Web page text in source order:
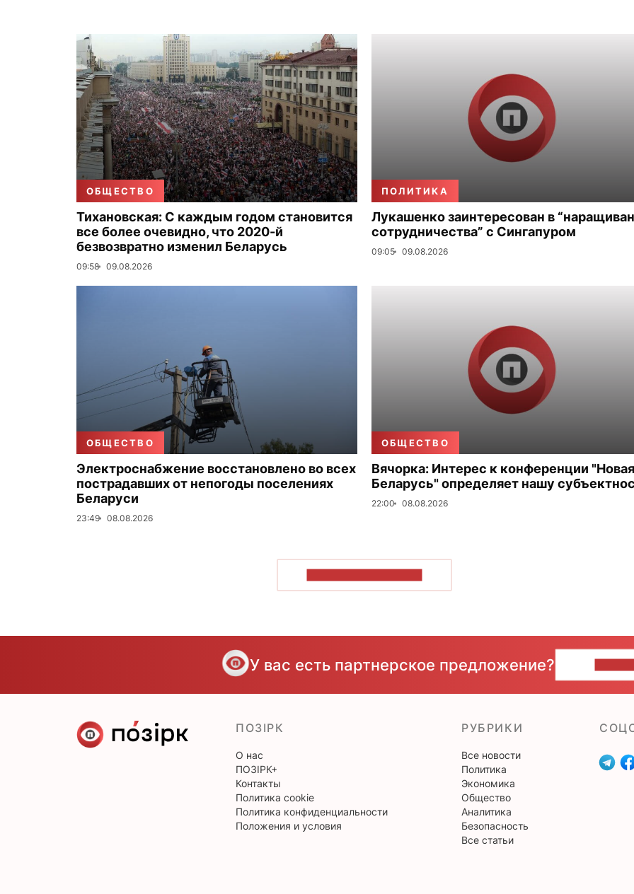
ОБЩЕСТВО
Тихановская: С каждым годом становится
все более очевидно, что 2020-й
безвозвратно изменил Беларусь
09:58 09.08.2026
ПОЛИТИКА
Лукашенко заинтересован в
сотрудничества” с Сингапуром
09:05 09.08.2026
ОБЩЕСТВО
Электроснабжение восстановлено во всех
пострадавших от непогоды поселениях
Беларуси
23:49 08.08.2026
ОБЩЕСТВО
Вячорка: Интерес к конференции "Новая
Беларусь" определяет нашу
22:00 08.08.2026
У вас есть партнерское предложение?
ПОЗІРК
О нас
ПОЗІРК+
Контакты
Политика cookie
Политика конфиденциальности
Положения и условия
РУБРИКИ
Все новости
Политика
Экономика
Общество
Аналитика
Безопасность
Все статьи